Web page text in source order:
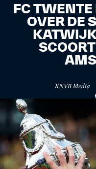
aan.
KNVB.nl
Nederlandse voetbal.
FC
OVER DE
KNVB Media